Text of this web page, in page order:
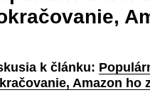
k článku:
Amazon ho